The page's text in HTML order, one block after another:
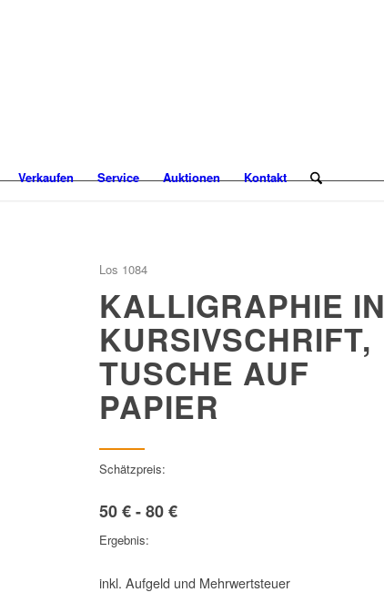
Verkaufen Service Auktionen Kontakt
Los 1084
KALLIGRAPHIE IN
KURSIVSCHRIFT,
TUSCHE AUF
PAPIER
Schätzpreis:
50 € - 80 €
Ergebnis:
inkl. Aufgeld und Mehrwertsteuer